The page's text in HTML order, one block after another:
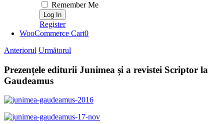
Remember Me
Register
WooCommerce Cart0
Anteriorul Următorul
Prezențele editurii Junimea și a revistei Scriptor la
Gaudeamus